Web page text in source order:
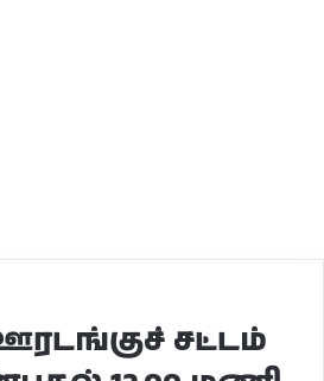
ஊரடங்குச் சட்டம்